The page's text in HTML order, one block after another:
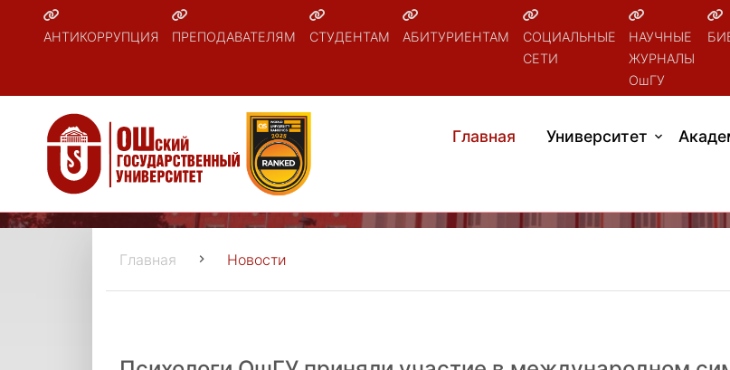
АНТИКОРРУПЦИЯ ПРЕПОДАВАТЕЛЯМ СТУДЕНТАМ АБИТУРИЕНТАМ
СОЦИАЛЬНЫЕ
СЕТИ
НАУЧНЫЕ
ЖУРНАЛЫ
ОшГУ
Главная Университет
Главная Новости